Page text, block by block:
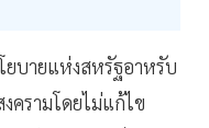
บายแห่งสหรัฐอาหรับ
ครามโดยไม่แก้ไข